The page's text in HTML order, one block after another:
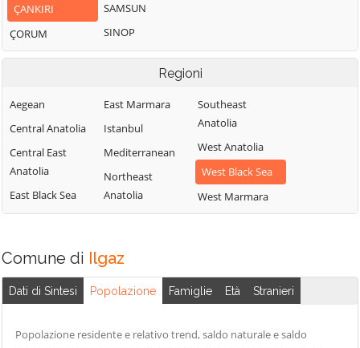
ÇANKIRI
ÇORUM
SAMSUN
SINOP
Regioni
Aegean
Central Anatolia
Central East
Anatolia
East Black Sea
East Marmara
Istanbul
Mediterranean
Northeast
Anatolia
Southeast
Anatolia
West Anatolia
West Black Sea
West Marmara
Comune di Ilgaz
Dati di Sintesi Popolazione Famiglie Età Stranieri
Popolazione residente e relativo trend, saldo naturale e saldo